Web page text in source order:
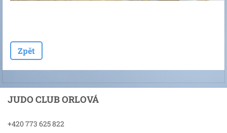
Zpět
JUDO CLUB ORLOVÁ
+420 773 625 822